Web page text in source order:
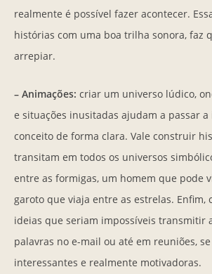
realmente é possível fazer acontecer.
histórias com uma boa trilha sonora, faz
arrepiar.
– Animações: criar um universo lúdico,
e situações inusitadas ajudam a passar
conceito de forma clara. Vale construir
transitam em todos os universos
entre as formigas, um homem que pode
garoto que viaja entre as estrelas. Enfim,
ideias que seriam impossíveis transmitir
palavras no e-mail ou até em reuniões,
interessantes e realmente motivadoras.